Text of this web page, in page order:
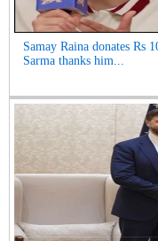
Samay Raina donates Rs
Sarma thanks him...